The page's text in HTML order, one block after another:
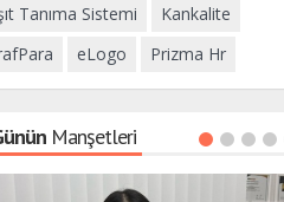
Tanıma Sistemi
Kankalite
eLogo Prizma Hr
Manşetleri